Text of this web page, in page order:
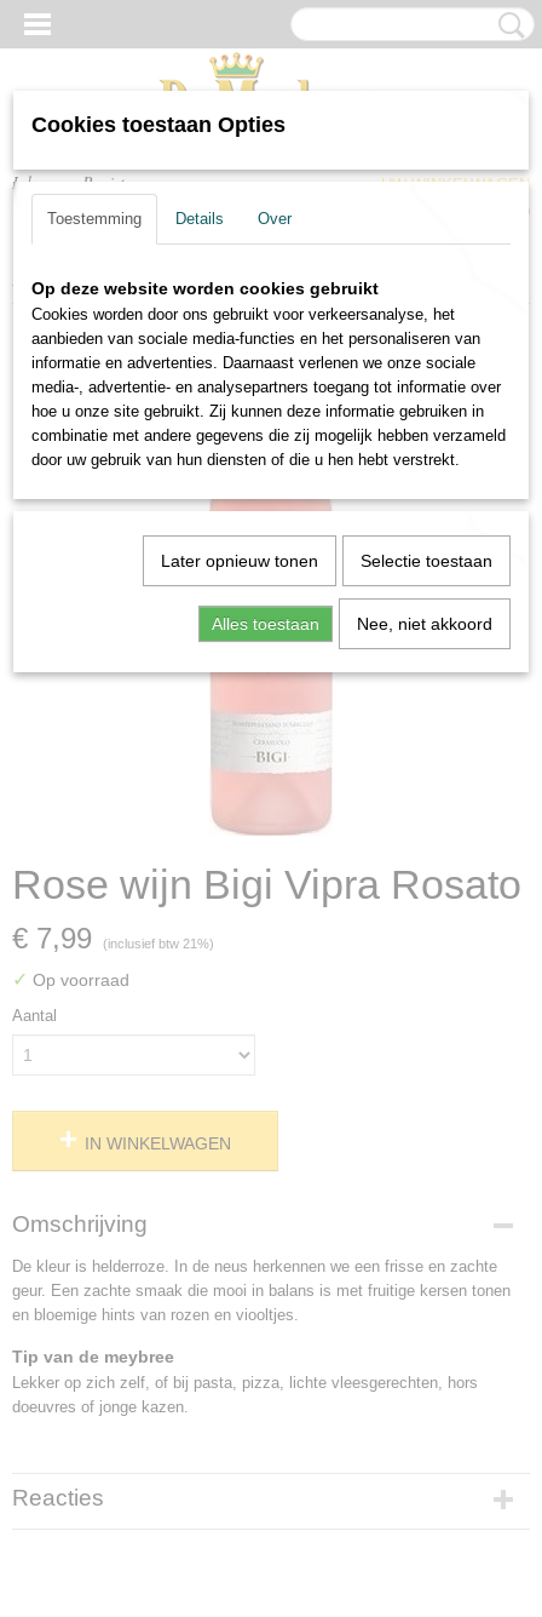
Inloggen Registreren
UW WINKELWAGEN
(0)
Home > > Rose wijn > Rose wijn Bigi Vipra Rosato
Rose wijn Bigi Vipra Rosato
€ 7,99 (inclusief btw 21%)
✓ Op voorraad
Aantal
IN WINKELWAGEN
Omschrijving
De kleur is helderroze. In de neus herkennen we een frisse en zachte
geur. Een zachte smaak die mooi in balans is met fruitige kersen tonen
en bloemige hints van rozen en viooltjes.
Tip van de meybree
Lekker op zich zelf, of bij pasta, pizza, lichte vleesgerechten, hors
doeuvres of jonge kazen.
Reacties
Cookies toestaan Opties
Toestemming Details Over
Op deze website worden cookies gebruikt
Cookies worden door ons gebruikt voor verkeersanalyse, het
aanbieden van sociale media-functies en het personaliseren van
informatie en advertenties. Daarnaast verlenen we onze sociale
media-, advertentie- en analysepartners toegang tot informatie over
hoe u onze site gebruikt. Zij kunnen deze informatie gebruiken in
combinatie met andere gegevens die zij mogelijk hebben verzameld
door uw gebruik van hun diensten of die u hen hebt verstrekt.
Later opnieuw tonen Selectie toestaan
Alles toestaan Nee, niet akkoord